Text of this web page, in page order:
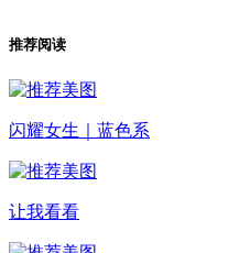
推荐阅读
闪耀女生｜蓝色系
让我看看